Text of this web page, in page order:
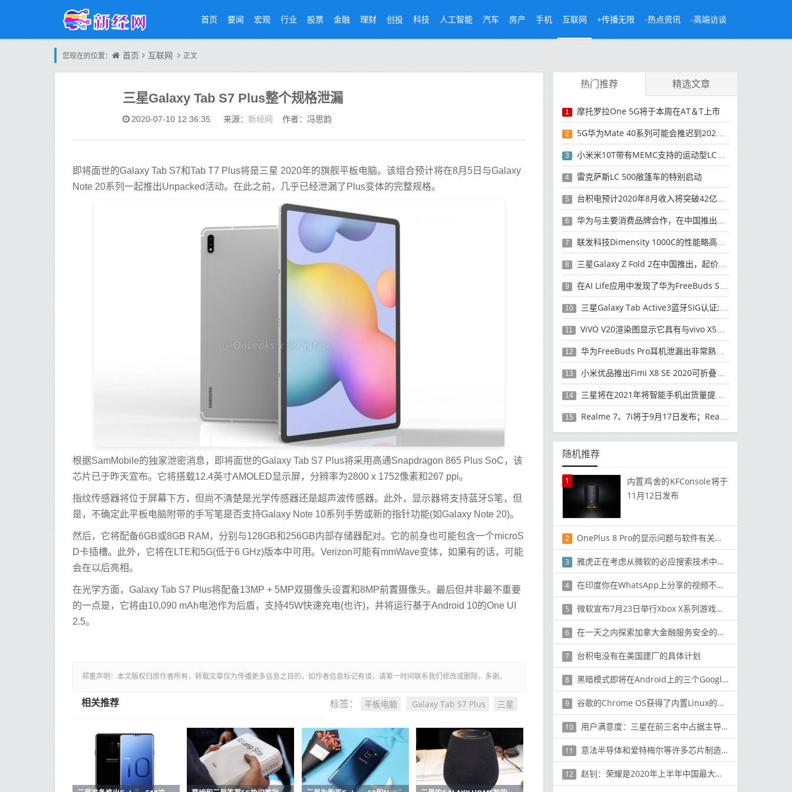
首页 要闻 宏观 行业 股票 金融 理财 创投 科技 人工智能 汽车 房产 手机 互联网 +传播无限 -热点资讯 -高端访谈
您现在的位置： 首页 互联网 正文
三星Galaxy Tab S7 Plus整个规格泄漏
2020-07-10 12:36:35 来源： 新经网 作者：冯思韵
即将面世的Galaxy Tab S7和Tab T7 Plus将是三星 2020年的旗舰平板电脑。该组合预计将在8月5日与Galaxy
Note 20系列一起推出Unpacked活动。在此之前，几乎已经泄漏了Plus变体的完整规格。
根据SamMobile的独家泄密消息，即将面世的Galaxy Tab S7 Plus将采用高通Snapdragon 865 Plus SoC，该
芯片已于昨天宣布。它将搭载12.4英寸AMOLED显示屏，分辨率为2800 x 1752像素和267 ppi。
指纹传感器将位于屏幕下方，但尚不清楚是光学传感器还是超声波传感器。此外，显示器将支持蓝牙S笔，但
是，不确定此平板电脑附带的手写笔是否支持Galaxy Note 10系列手势或新的指针功能(如Galaxy Note 20)。
然后，它将配备6GB或8GB RAM，分别与128GB和256GB内部存储器配对。它的前身也可能包含一个microS
D卡插槽。此外，它将在LTE和5G(低于6 GHz)版本中可用。Verizon可能有mmWave变体，如果有的话，可能
会在以后亮相。
在光学方面，Galaxy Tab S7 Plus将配备13MP + 5MP双摄像头设置和8MP前置摄像头。最后但并非最不重要
的一点是，它将由10,090 mAh电池作为后盾，支持45W快速充电(也许)，并将运行基于Android 10的One UI
2.5。
郑重声明：本文版权归原作者所有，转载文章仅为传播更多信息之目的，如作者信息标记有误，请第一时间联系我们修改或删除，多谢。
标签： 平板电脑 Galaxy Tab S7 Plus 三星
相关推荐
热门推荐 精选文章
1 摩托罗拉One 5G将于本周在AT＆T上市
2 5G华为Mate 40系列可能会推迟到2021年
3 小米米10T带有MEMC支持的运动型LCD屏幕
4 雷克萨斯LC 500敞篷车的特别启动
5 台积电预计2020年8月收入将突破42亿美元，创历史新高
6 华为与主要消费品牌合作，在中国推出采用HarmonyOS 2.0的智能家居产品
7 联发科技Dimensity 1000C的性能略高于Snapdragon 765G
8 三星Galaxy Z Fold 2在中国推出，起价为16,999元
9 在AI Life应用中发现了华为FreeBuds Studio耳机
10 三星Galaxy Tab Active3蓝牙SIG认证; 发布可能快要结束了
11 ViVO V20渲染图显示它具有与vivo X50 Pro类似的后部设计
12 华为FreeBuds Pro耳机泄漏出非常熟悉的设计
13 小米优品推出Fimi X8 SE 2020可折叠无人机
14 三星将在2021年将智能手机出货量提高至3亿部
15 Realme 7、7i将于9月17日发布；Realme 7i的完整规格并导致泄漏
随机推荐
1
内置鸡舍的KFConsole将于
11月12日发布
2 OnePlus 8 Pro的显示问题与软件有关，公司将通过OTA更新修复它们
3 雅虎正在考虑从微软的必应搜索技术中分离出来
4 在印度你在WhatsApp上分享的视频不能超过15秒
5 微软宣布7月23日举行Xbox X系列游戏展示活动
6 在一天之内探索加拿大金融服务安全的所有变化
7 台积电没有在美国建厂的具体计划
8 黑暗模式即将在Android上的三个Google应用中推出
9 谷歌的Chrome OS获得了内置Linux的新应用程序muscle
10 用户满意度：三星在前三名中占据主导地位，但苹果在总排名中名列第三
11 意法半导体和爱特梅尔等许多芯片制造商已经获得了Cortex-M7设计的许可
12 赵钊：荣耀是2020年上半年中国最大的在线品牌